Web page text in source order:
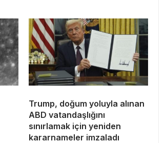
Trump, doğum yoluyla alınan
ABD vatandaşlığını
sınırlamak için yeniden
kararnameler imzaladı